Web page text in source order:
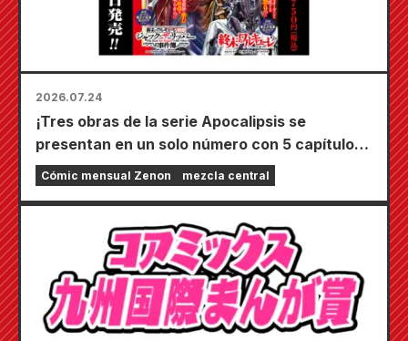
2026.07.24
¡Tres obras de la serie Apocalipsis se
presentan en un solo número con 5 capítulos!
¡El número de septiembre de 2026 de
"Monthly Comic Zenon" sale a la venta el 24
de julio!
Cómic mensual Zenon mezcla central